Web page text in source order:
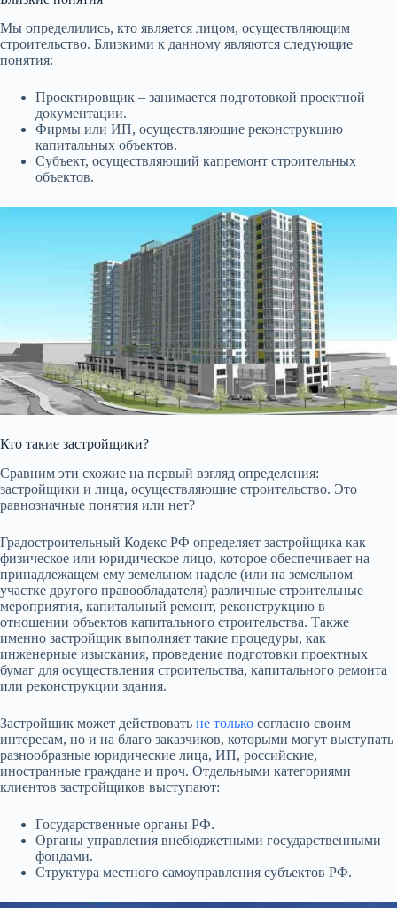
Мы определились, кто является лицом, осуществляющим
строительство. Близкими к данному являются следующие
понятия:
Проектировщик – занимается подготовкой проектной
документации.
Фирмы или ИП, осуществляющие реконструкцию
капитальных объектов.
Субъект, осуществляющий капремонт строительных
объектов.
Кто такие застройщики?
Сравним эти схожие на первый взгляд определения:
застройщики и лица, осуществляющие строительство. Это
равнозначные понятия или нет?
Градостроительный Кодекс РФ определяет застройщика как
физическое или юридическое лицо, которое обеспечивает на
принадлежащем ему земельном наделе (или на земельном
участке другого правообладателя) различные строительные
мероприятия, капитальный ремонт, реконструкцию в
отношении объектов капитального строительства. Также
именно застройщик выполняет такие процедуры, как
инженерные изыскания, проведение подготовки проектных
бумаг для осуществления строительства, капитального ремонта
или реконструкции здания.
Застройщик может действовать не только согласно своим
интересам, но и на благо заказчиков, которыми могут выступать
разнообразные юридические лица, ИП, российские,
иностранные граждане и проч. Отдельными категориями
клиентов застройщиков выступают:
Государственные органы РФ.
Органы управления внебюджетными государственными
фондами.
Структура местного самоуправления субъектов РФ.